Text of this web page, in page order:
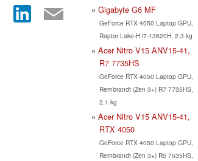
Gigabyte G6 MF
GeForce RTX 4050 Laptop GPU,
Raptor Lake-H i7-13620H, 2.3 kg
Acer Nitro V15 ANV15-41,
R7 7735HS
GeForce RTX 4050 Laptop GPU,
Rembrandt (Zen 3+) R7 7735HS,
2.1 kg
Acer Nitro V15 ANV15-41,
RTX 4050
GeForce RTX 4050 Laptop GPU,
Rembrandt (Zen 3+) R5 7535HS,